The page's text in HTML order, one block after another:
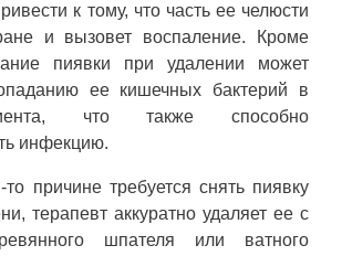
к тому, что часть ее челюсти
и вызовет воспаление. Кроме
пиявки при удалении может
ее кишечных бактерий в
что также способно
инфекцию.
причине требуется снять пиявку
терапевт аккуратно удаляет ее с
шпателя или ватного